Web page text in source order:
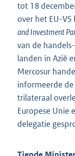
tot 18
over het EU-
and Investment
van de
landen in Azië
Mercosur
informeerde
trilateraal
Europese Unie
delegatie